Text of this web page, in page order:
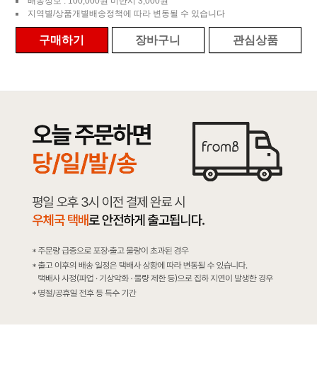
지역별/상품개별배송정책에 따라 변동될 수 있습니다
구매하기 장바구니 관심상품